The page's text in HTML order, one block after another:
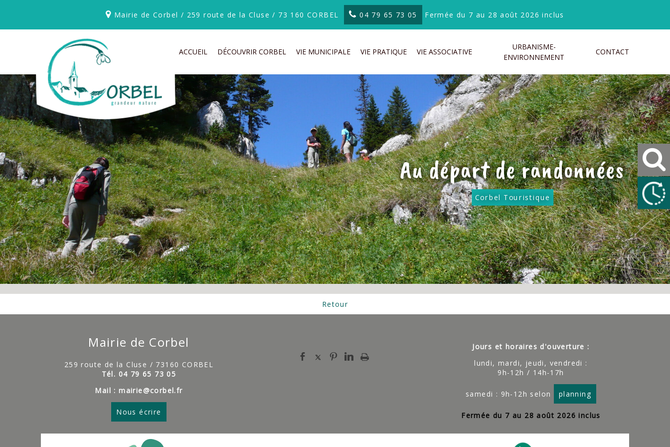
Mairie de Corbel / 259 route de la Cluse / 73 160 CORBEL 04 79 65 73 05 Fermée du 7 au 28 août 2026 inclus
ACCUEIL DÉCOUVRIR CORBEL VIE MUNICIPALE VIE PRATIQUE VIE ASSOCIATIVE
URBANISME-
ENVIRONNEMENT
CONTACT
Au départ de randonnées
Corbel Touristique
Retour
Mairie de Corbel
259 route de la Cluse / 73160 CORBEL
Tél. 04 79 65 73 05
Mail : mairie@corbel.fr
Nous écrire
Jours et horaires d'ouverture :
lundi, mardi, jeudi, vendredi :
9h-12h / 14h-17h
samedi : 9h-12h selon planning
Fermée du 7 au 28 août 2026 inclus